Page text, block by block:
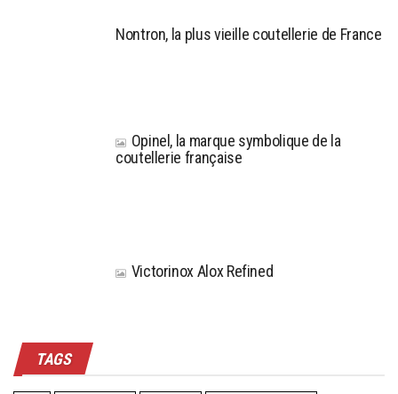
Nontron, la plus vieille coutellerie de France
Opinel, la marque symbolique de la
coutellerie française
Victorinox Alox Refined
TAGS